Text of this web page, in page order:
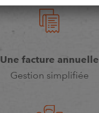
Une facture annuelle
Gestion simplifiée